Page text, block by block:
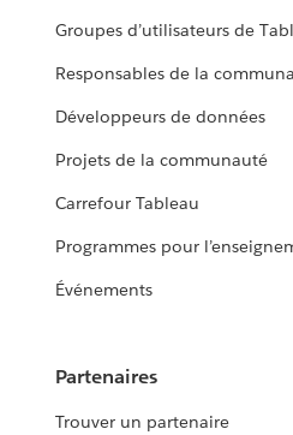
Groupes d’utilisateurs de
Responsables de la
Développeurs de données
Projets de la communauté
Carrefour Tableau
Programmes pour
Événements
Partenaires
Trouver un partenaire